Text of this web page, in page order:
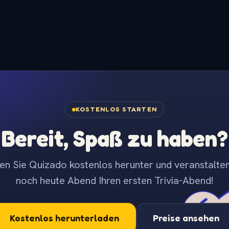
KOSTENLOS STARTEN
Bereit, Spaß zu haben?
Sie Quizado kostenlos herunter und
noch heute Abend Ihren ersten Trivia-Abend!
Kostenlos herunterladen Preise ansehen